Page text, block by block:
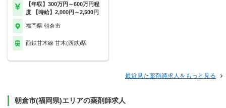
【年収】300万円～600万円程
度 【時給】2,000円～2,500円
福岡県 朝倉市
西鉄甘木線 甘木(西鉄)駅
最近見た薬剤師求人をもっと見る
朝倉市(福岡県)エリアの薬剤師求人